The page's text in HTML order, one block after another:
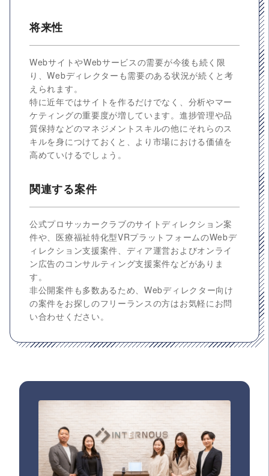
将来性
WebサイトやWebサービスの需要が今後も続く限
り、Webディレクターも需要のある状況が続くと考
えられます。
特に近年ではサイトを作るだけでなく、分析やマー
ケティングの重要度が増しています。進捗管理や品
質保持などのマネジメントスキルの他にそれらのス
キルを身につけておくと、より市場における価値を
高めていけるでしょう。
関連する案件
公式プロサッカークラブのサイトディレクション案
件や、医療福祉特化型VRプラットフォームのWebデ
ィレクション支援案件、ディア運営およびオンライ
ン広告のコンサルティング支援案件などがありま
す。
非公開案件も多数あるため、Webディレクター向け
の案件をお探しのフリーランスの方はお気軽にお問
い合わせください。